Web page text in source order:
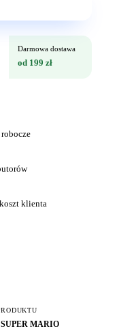
Darmowa dostawa
od 199 zł
klienta
SUPER MARIO